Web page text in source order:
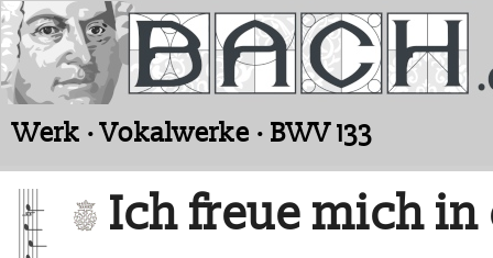
Werk · Vokalwerke · BWV 133
Ich freue mich